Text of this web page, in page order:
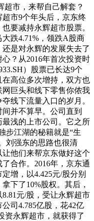
超市，来帮自己解套？
市9个年头后，京东终
要减持永辉超市股票。
跌4.71%，领跌A股商
是对永辉的发展失去了
？从2016年首次投资时
）股票已长达9个
高位多次增持，双方也
巨头和线下零售你侬我
线下流量入口的岁月。
并不算早。公司直到
最浅的上市公司。它之所
步江湖的秘籍就是“生
刘强东的思路也很清
他们来帮京东做好这个
合作。2016年，京东通
增，以4.425元/股分别
下了10%股权。其后，
元/股，受让永辉超市
司4.785亿股，花42亿
资永辉超市，就获得了